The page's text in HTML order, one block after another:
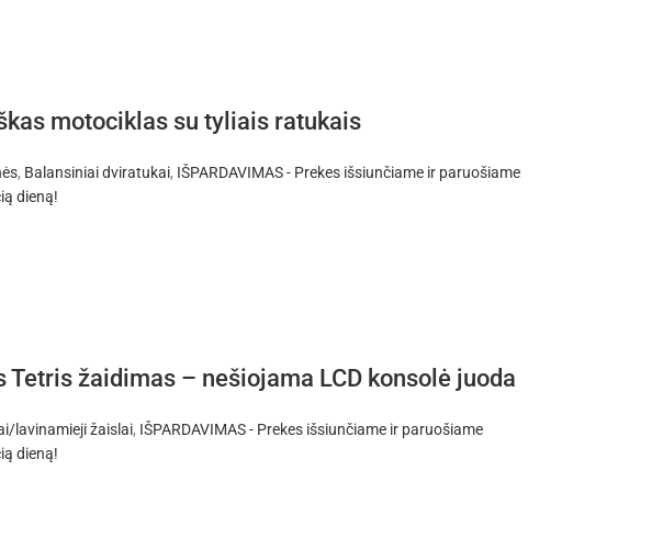
motociklas su tyliais ratukais
, Balansiniai dviratukai, IŠPARDAVIMAS - Prekes išsiunčiame ir paruošiame
dieną!
Tetris žaidimas – nešiojama LCD konsolė juoda
lavinamieji žaislai, IŠPARDAVIMAS - Prekes išsiunčiame ir paruošiame
dieną!